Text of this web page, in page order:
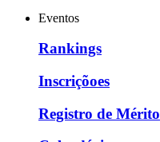
Eventos
Rankings
Inscriçõoes
Registro de Mérito